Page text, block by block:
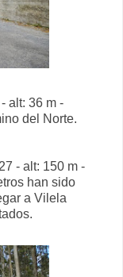
alt: 36 m -
del Norte.
- alt: 150 m -
han sido
a Vilela